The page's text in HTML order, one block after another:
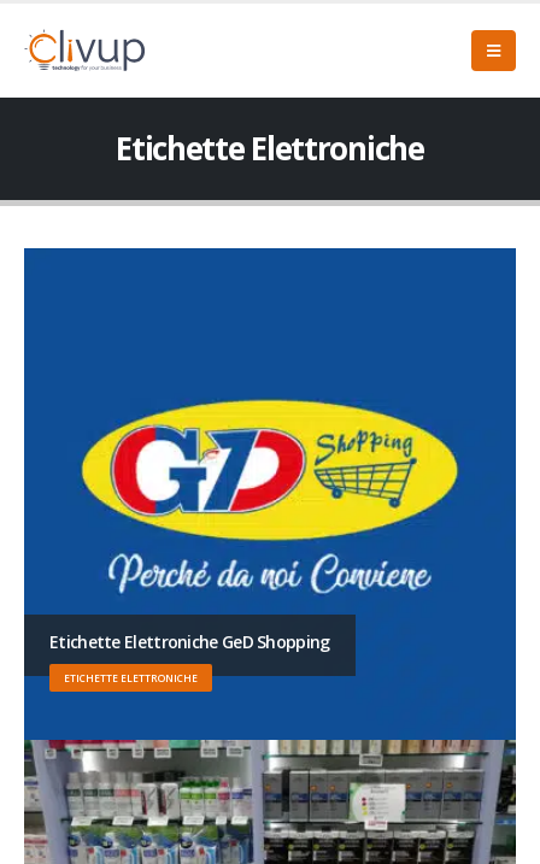
Etichette Elettroniche
Etichette Elettroniche GeD Shopping
ETICHETTE ELETTRONICHE